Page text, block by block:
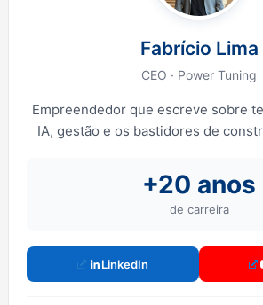
Fabrício Lima
CEO · Power Tuning
Empreendedor que escreve sobre
IA, gestão e os bastidores de
+20 anos
de carreira
LinkedIn